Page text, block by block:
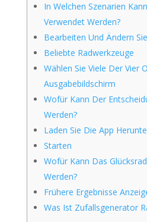
In Welchen Szenarien
Verwendet Werden?
Bearbeiten Und Ändern
Beliebte Radwerkzeuge
Wählen Sie Viele Der Vier
Ausgabebildschirm
Wofür Kann Der
Werden?
Laden Sie Die App
Starten
Wofür Kann Das
Werden?
Frühere Ergebnisse
Was Ist Zufallsgenerator